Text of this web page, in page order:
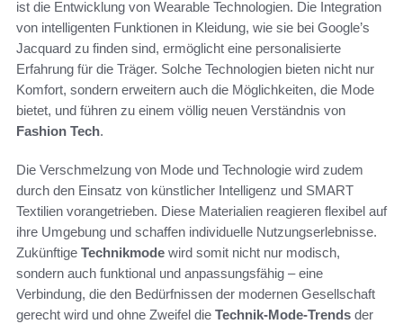
ist die Entwicklung von Wearable Technologien. Die Integration
von intelligenten Funktionen in Kleidung, wie sie bei Google’s
Jacquard zu finden sind, ermöglicht eine personalisierte
Erfahrung für die Träger. Solche Technologien bieten nicht nur
Komfort, sondern erweitern auch die Möglichkeiten, die Mode
bietet, und führen zu einem völlig neuen Verständnis von
Fashion Tech.
Die Verschmelzung von Mode und Technologie wird zudem
durch den Einsatz von künstlicher Intelligenz und SMART
Textilien vorangetrieben. Diese Materialien reagieren flexibel auf
ihre Umgebung und schaffen individuelle Nutzungserlebnisse.
Zukünftige Technikmode wird somit nicht nur modisch,
sondern auch funktional und anpassungsfähig – eine
Verbindung, die den Bedürfnissen der modernen Gesellschaft
gerecht wird und ohne Zweifel die Technik-Mode-Trends der